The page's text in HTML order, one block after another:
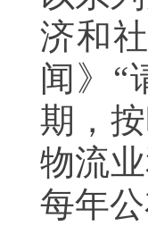
济和
闻》“
期，
物流
每年